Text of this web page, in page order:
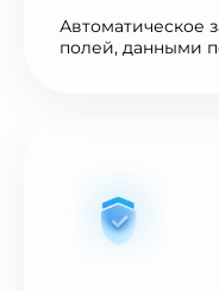
Автоматическое
полей, данными